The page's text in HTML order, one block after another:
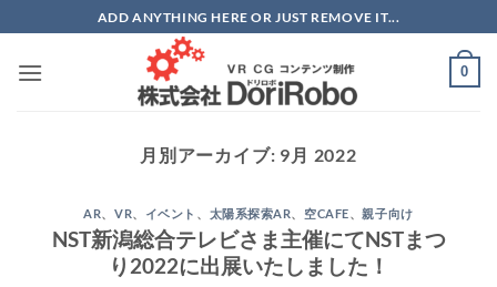
to
content
ADD ANYTHING HERE OR JUST REMOVE IT...
0
月別アーカイブ: 9月 2022
AR、VR、 イベント 、 太陽系探索AR、 空CAFE、親子向け
NST新潟総合テレビさま主催にてNSTまつ
り2022に出展いたしました！